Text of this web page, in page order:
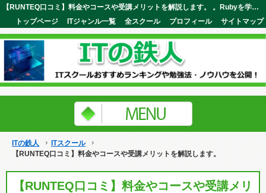
【RUNTEQ口コミ】料金やコースや受講メリットを解説します。 。Rubyを学習して自社開発企業への就職したい人必見！ITの鉄人
サイトマップ
プロフィール
全スクール
ITジャンル一覧
トップページ
ITの鉄人
ITスクール
【RUNTEQ口コミ】料金やコースや受講メリットを解説します。
【RUNTEQ口コミ】料金やコースや受講メリ